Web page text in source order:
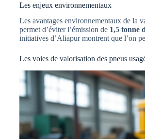
Les enjeux environnementaux
Les avantages environnementaux de la
permet d’éviter l’émission de 1,5 tonne
initiatives d’Aliapur montrent que l’on
Les voies de valorisation des pneus